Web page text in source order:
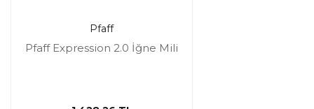
Pfaff
Pfaff Expression 2.0 İğne Mili